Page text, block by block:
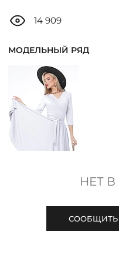
МОСКВА
+7 (800) 511-35-10
14 909
МОДЕЛЬНЫЙ РЯД
НЕТ
СООБЩИТЬ